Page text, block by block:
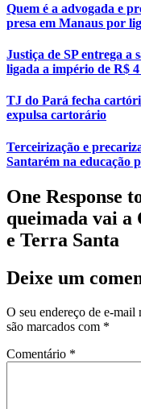
Quem é a advogada e
presa em Manaus por
Justiça de SP entrega a
ligada a império de R$
TJ do Pará fecha
expulsa cartorário
Terceirização e
Santarém na educação
One Response
queimada vai
e Terra Santa
Deixe um
O seu endereço de e-mail
são marcados com *
Comentário *